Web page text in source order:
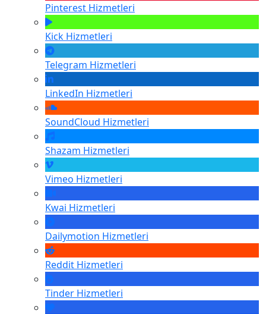
Pinterest Hizmetleri
Kick Hizmetleri
Telegram Hizmetleri
LinkedIn Hizmetleri
SoundCloud Hizmetleri
Shazam Hizmetleri
Vimeo Hizmetleri
Kwai Hizmetleri
Dailymotion Hizmetleri
Reddit Hizmetleri
Tinder Hizmetleri